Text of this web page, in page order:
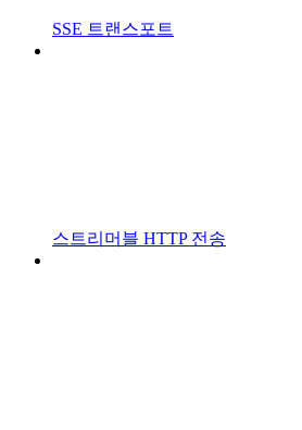
SSE 트랜스포트
스트리머블 HTTP 전송